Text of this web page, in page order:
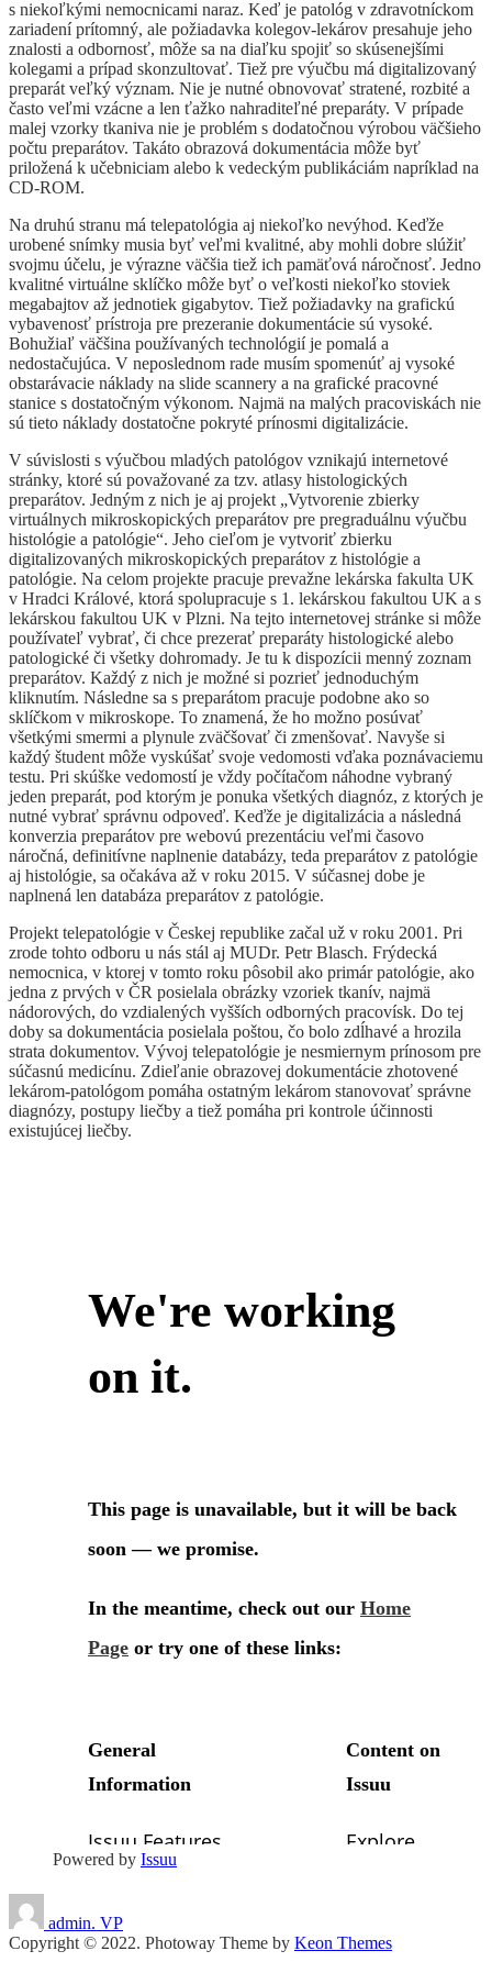
s niekoľkými nemocnicami naraz. Keď je patológ v zdravotníckom
zariadení prítomný, ale požiadavka kolegov-lekárov presahuje jeho
znalosti a odbornosť, môže sa na diaľku spojiť so skúsenejšími
kolegami a prípad skonzultovať. Tiež pre výučbu má digitalizovaný
preparát veľký význam. Nie je nutné obnovovať stratené, rozbité a
často veľmi vzácne a len ťažko nahraditeľné preparáty. V prípade
malej vzorky tkaniva nie je problém s dodatočnou výrobou väčšieho
počtu preparátov. Takáto obrazová dokumentácia môže byť
priložená k učebniciam alebo k vedeckým publikáciám napríklad na
CD-ROM.
Na druhú stranu má telepatológia aj niekoľko nevýhod. Keďže
urobené snímky musia byť veľmi kvalitné, aby mohli dobre slúžiť
svojmu účelu, je výrazne väčšia tiež ich pamäťová náročnosť. Jedno
kvalitné virtuálne sklíčko môže byť o veľkosti niekoľko stoviek
megabajtov až jednotiek gigabytov. Tiež požiadavky na grafickú
vybavenosť prístroja pre prezeranie dokumentácie sú vysoké.
Bohužiaľ väčšina používaných technológií je pomalá a
nedostačujúca. V neposlednom rade musím spomenúť aj vysoké
obstarávacie náklady na slide scannery a na grafické pracovné
stanice s dostatočným výkonom. Najmä na malých pracoviskách nie
sú tieto náklady dostatočne pokryté prínosmi digitalizácie.
V súvislosti s výučbou mladých patológov vznikajú internetové
stránky, ktoré sú považované za tzv. atlasy histologických
preparátov. Jedným z nich je aj projekt „Vytvorenie zbierky
virtuálnych mikroskopických preparátov pre pregraduálnu výučbu
histológie a patológie“. Jeho cieľom je vytvoriť zbierku
digitalizovaných mikroskopických preparátov z histológie a
patológie. Na celom projekte pracuje prevažne lekárska fakulta UK
v Hradci Králové, ktorá spolupracuje s 1. lekárskou fakultou UK a s
lekárskou fakultou UK v Plzni. Na tejto internetovej stránke si môže
používateľ vybrať, či chce prezerať preparáty histologické alebo
patologické či všetky dohromady. Je tu k dispozícii menný zoznam
preparátov. Každý z nich je možné si pozrieť jednoduchým
kliknutím. Následne sa s preparátom pracuje podobne ako so
sklíčkom v mikroskope. To znamená, že ho možno posúvať
všetkými smermi a plynule zväčšovať či zmenšovať. Navyše si
každý študent môže vyskúšať svoje vedomosti vďaka poznávaciemu
testu. Pri skúške vedomostí je vždy počítačom náhodne vybraný
jeden preparát, pod ktorým je ponuka všetkých diagnóz, z ktorých je
nutné vybrať správnu odpoveď. Keďže je digitalizácia a následná
konverzia preparátov pre webovú prezentáciu veľmi časovo
náročná, definitívne naplnenie databázy, teda preparátov z patológie
aj histológie, sa očakáva až v roku 2015. V súčasnej dobe je
naplnená len databáza preparátov z patológie.
Projekt telepatológie v Českej republike začal už v roku 2001. Pri
zrode tohto odboru u nás stál aj MUDr. Petr Blasch. Frýdecká
nemocnica, v ktorej v tomto roku pôsobil ako primár patológie, ako
jedna z prvých v ČR posielala obrázky vzoriek tkanív, najmä
nádorových, do vzdialených vyšších odborných pracovísk. Do tej
doby sa dokumentácia posielala poštou, čo bolo zdĺhavé a hrozila
strata dokumentov. Vývoj telepatológie je nesmiernym prínosom pre
súčasnú medicínu. Zdieľanie obrazovej dokumentácie zhotovené
lekárom-patológom pomáha ostatným lekárom stanovovať správne
diagnózy, postupy liečby a tiež pomáha pri kontrole účinnosti
existujúcej liečby.
Powered by Issuu
admin. VP
Copyright © 2022. Photoway Theme by Keon Themes